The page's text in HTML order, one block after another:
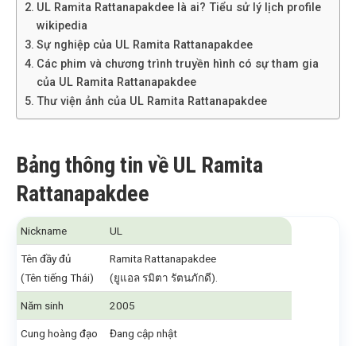
UL Ramita Rattanapakdee là ai? Tiểu sử lý lịch profile
wikipedia
Sự nghiệp của UL Ramita Rattanapakdee
Các phim và chương trình truyền hình có sự tham gia
của UL Ramita Rattanapakdee
Thư viện ảnh của UL Ramita Rattanapakdee
Bảng thông tin về UL Ramita
Rattanapakdee
Nickname UL
Tên đầy đủ
(Tên tiếng Thái)
Ramita Rattanapakdee
(ยูแอล รมิตา รัตนภักดี).
Năm sinh 2005
Cung hoàng đạo Đang cập nhật